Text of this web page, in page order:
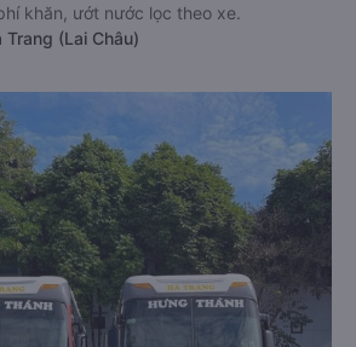
khăn, ướt nước lọc theo xe.
Trang (Lai Châu)